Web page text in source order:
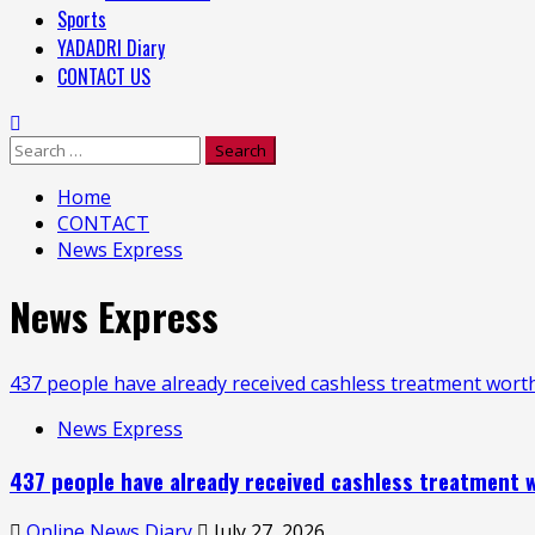
Sports
YADADRI Diary
CONTACT US
Search
Home
CONTACT
News Express
News Express
437 people have already received cashless treatment
News Express
437 people have already received cashless treatment